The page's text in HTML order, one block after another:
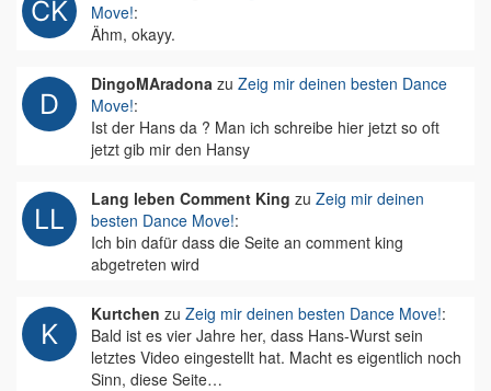
Move!:
Ähm, okayy.
DingoMAradona zu Zeig mir deinen besten Dance
Move!:
Ist der Hans da ? Man ich schreibe hier jetzt so oft
jetzt gib mir den Hansy
Lang leben Comment King zu Zeig mir deinen
besten Dance Move!:
Ich bin dafür dass die Seite an comment king
abgetreten wird
Kurtchen zu Zeig mir deinen besten Dance Move!:
Bald ist es vier Jahre her, dass Hans-Wurst sein
letztes Video eingestellt hat. Macht es eigentlich noch
Sinn, diese Seite…